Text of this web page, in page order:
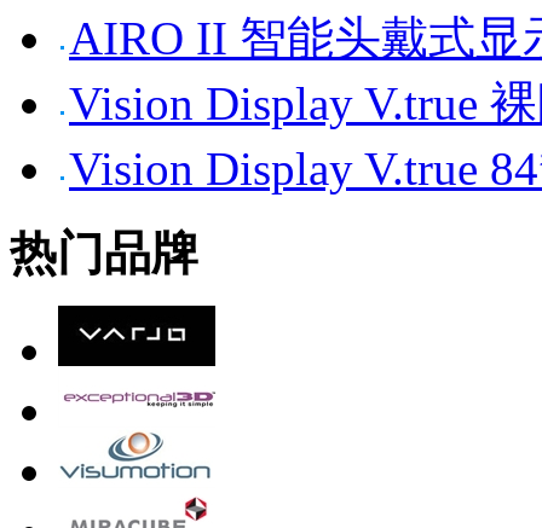
AIRO II 智能头戴式显
Vision Display V.true
Vision Display V.true
热门品牌